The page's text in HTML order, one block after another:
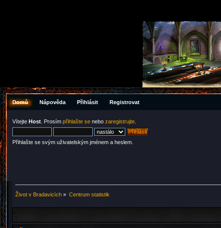
Domů Nápověda Přihlásit Registrovat
Vítejte Host . Prosím přihlašte se nebo zaregistrujte
Přihlašte se svým uživatelským jménem a heslem.
Život v Bradavicích » Centrum statistik